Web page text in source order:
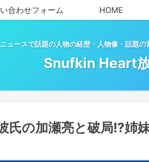
ニュースで話題の人物の経歴・人物像・話題
Snufkin Heart
合わせフォーム HOME
氏の加瀬亮と破局!?姉